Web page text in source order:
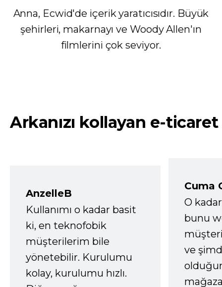
Anna, Ecwid'de içerik yaratıcısıdır. Büyük
şehirleri, makarnayı ve Woody Allen'ın
filmlerini çok seviyor.
Arkanızı kollayan e-ticaret
AnzelleB
Kullanımı o kadar basit
ki, en teknofobik
müşterilerim bile
yönetebilir. Kurulumu
kolay, kurulumu hızlı.
Cuma
O
bunu
ve